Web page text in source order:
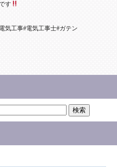
す
気工事#電気工事士#ガテン